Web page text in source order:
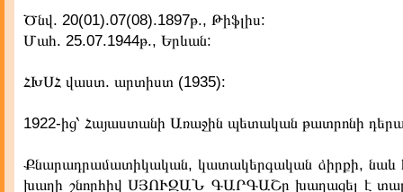
Ծնվ. 20(01).07(08).1897թ., Թիֆլիս:
Մահ. 25.07.1944թ., Երևան:
ՀԽՍՀ վաստ. արտիստ (1935):
1922-ից՝ Հայաստանի Առաջին պետական թատրոնի
Քնարադրամատիկական, կատակերգական ձիրքի, նաև
խաղի շնորհիվ ՍՅՈՒԶԱՆ ԳԱՐԳԱՇը խաղացել է